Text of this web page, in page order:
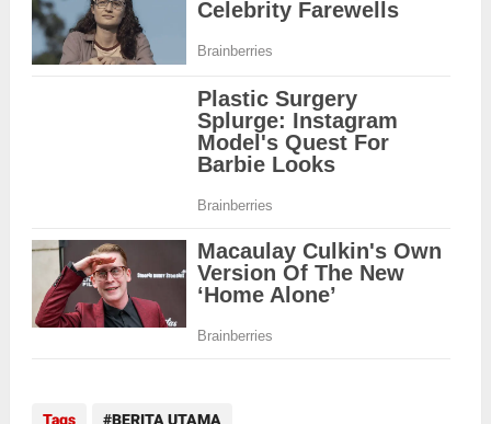
Tags BERITA UTAMA